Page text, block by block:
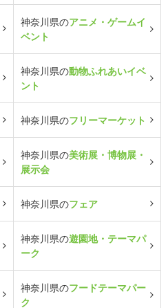
神奈川県のアニメ・ゲームイ
ベント
神奈川県の動物ふれあいイベ
ント
神奈川県のフリーマーケット
神奈川県の美術展・博物展・
展示会
神奈川県のフェア
神奈川県の遊園地・テーマパ
ーク
神奈川県のフードテーマパー
ク